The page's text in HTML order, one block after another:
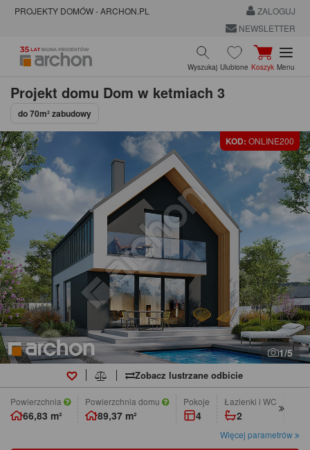
PROJEKTY DOMÓW - ARCHON.PL
ZALOGUJ
NEWSLETTER
Wyszukaj Ulubione Koszyk Menu
Projekt domu Dom w ketmiach 3
do 70m² zabudowy
KOD: ONLINE200
1/5
Zobacz lustrzane odbicie
Powierzchnia
66,83 m²
Powierzchnia domu
89,37 m²
pokoje
4
łazienki i WC
2
Więcej parametrów